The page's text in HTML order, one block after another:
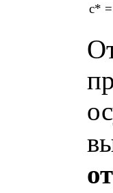
c* =